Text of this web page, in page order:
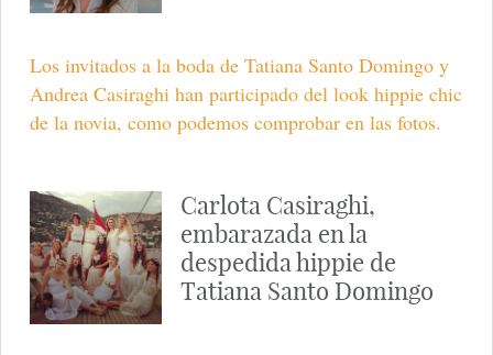
Los invitados a la boda de Tatiana Santo Domingo y
Andrea Casiraghi han participado del look hippie chic
de la novia, como podemos comprobar en las fotos.
Carlota Casiraghi,
embarazada en la
despedida hippie de
Tatiana Santo Domingo